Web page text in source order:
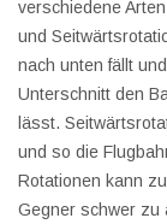
verschiedene
und
nach unten fällt
Unterschnitt den
lässt.
und so die
Rotationen kann
Gegner schwer zu